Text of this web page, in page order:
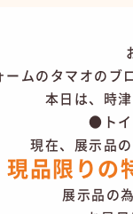
ームのタマオのブ
本日は、時
●トイ
現在、展示品
現品限りの
展示品の